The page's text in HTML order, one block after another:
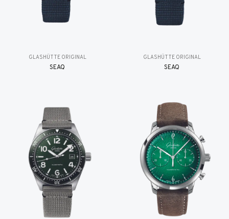
GLASHÜTTE ORIGINAL
SEAQ
GLASHÜTTE ORIGINAL
SEAQ